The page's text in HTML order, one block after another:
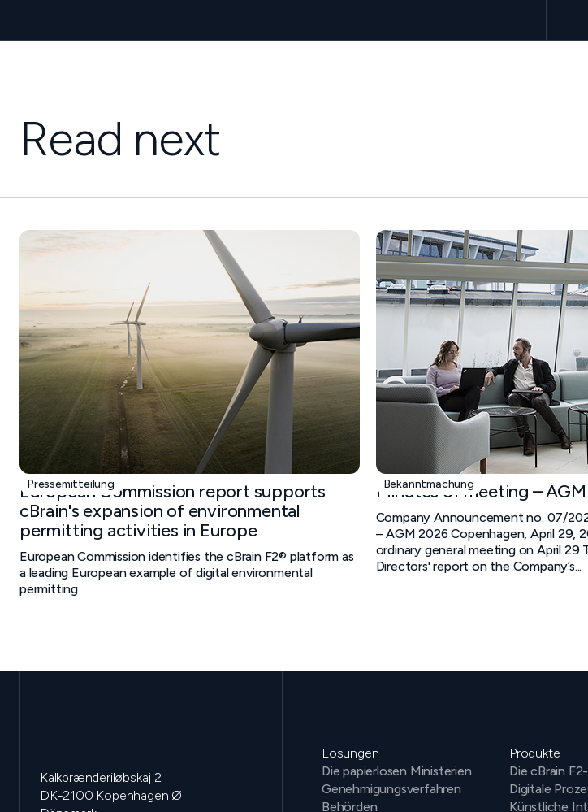
Read next
Pressemitteilung
European Commission report supports
cBrain's expansion of environmental
permitting activities in Europe
European Commission identifies the cBrain F2® platform as
a leading European example of digital environmental
permitting
Bekanntmachung
Minutes of meeting –
Company Announcement no. 07/
– AGM 2026 Copenhagen, April 29,
ordinary general meeting on April 29
Directors' report on the Company’s...
Kalkbrænderiløbskaj 2
DK-2100 Kopenhagen Ø
Lösungen
Die papierlosen Ministerien
Genehmigungsverfahren
Behörden
Produkte
Die cBrain
Digitale
Künstliche